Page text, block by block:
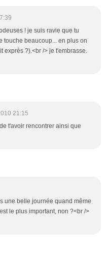
! je suis ravie que tu
touche beaucoup... en plus on
exprès ?).<br /> je t'embrasse.
21:15
t'avoir rencontrer ainsi que
une belle journée quand même
le plus important, non ?<br />